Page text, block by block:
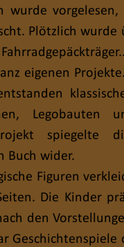
wurde
Plötzlich wurde
eigenen
Legobauten
spiegelte
Buch wider.
Figuren
Die Kinder
den
Geschichtenspiele